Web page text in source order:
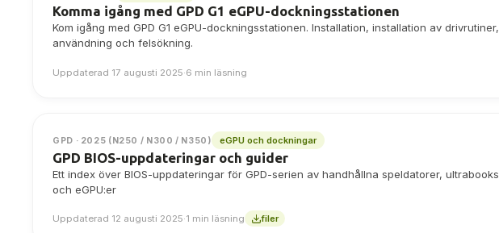
Komma igång med GPD G1 eGPU-dockningsstationen
Kom igång med GPD G1 eGPU-dockningsstationen. Installation, installation av drivrutiner,
användning och felsökning.
Uppdaterad 17 augusti 2025·6 min läsning
GPD · 2025 (N250 / N300 / N350) eGPU och dockningar
GPD BIOS-uppdateringar och guider
Ett index över BIOS-uppdateringar för GPD-serien av handhållna speldatorer, ultrabooks
och eGPU:er
Uppdaterad 12 augusti 2025·1 min läsning filer